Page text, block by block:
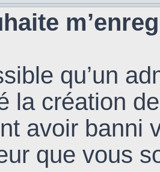
qu’un
la création
avoir banni
que vous